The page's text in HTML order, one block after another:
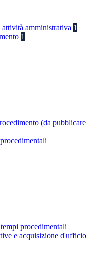
attività amministrativa 1
1
(da pubblicare
procedimentali
e acquisizione d'ufficio